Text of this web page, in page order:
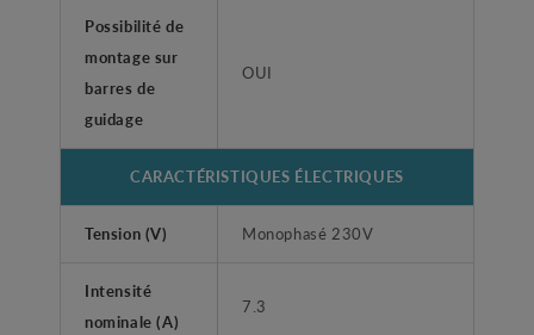
Possibilité de
montage sur
barres de
guidage
OUI
CARACTÉRISTIQUES ÉLECTRIQUES
Tension (V) Monophasé 230V
Intensité
nominale (A)
7.3